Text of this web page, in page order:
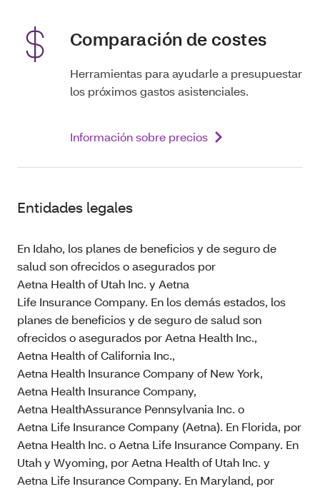
Comparación de costes
Herramientas para ayudarle a presupuestar
los próximos gastos asistenciales.
Información sobre precios
Entidades legales
En Idaho, los planes de beneficios y de seguro de
salud son ofrecidos o asegurados por
Aetna Health of Utah Inc. y Aetna
Life Insurance Company. En los demás estados, los
planes de beneficios y de seguro de salud son
ofrecidos o asegurados por Aetna Health Inc.,
Aetna Health of California Inc.,
Aetna Health Insurance Company of New York,
Aetna Health Insurance Company,
Aetna HealthAssurance Pennsylvania Inc. o
Aetna Life Insurance Company (Aetna). En Florida, por
Aetna Health Inc. o Aetna Life Insurance Company. En
Utah y Wyoming, por Aetna Health of Utah Inc. y
Aetna Life Insurance Company. En Maryland, por